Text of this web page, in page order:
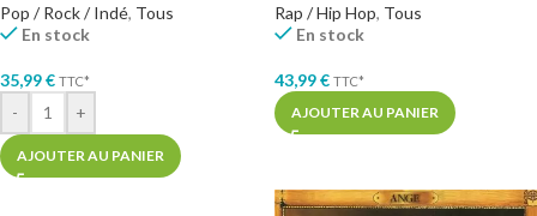
Pop / Rock / Indé, Tous
En stock
35,99€ TTC*
- +
AJOUTER AU PANIER
Rap / Hip Hop, Tous
En stock
43,99€ TTC*
AJOUTER AU PANIER